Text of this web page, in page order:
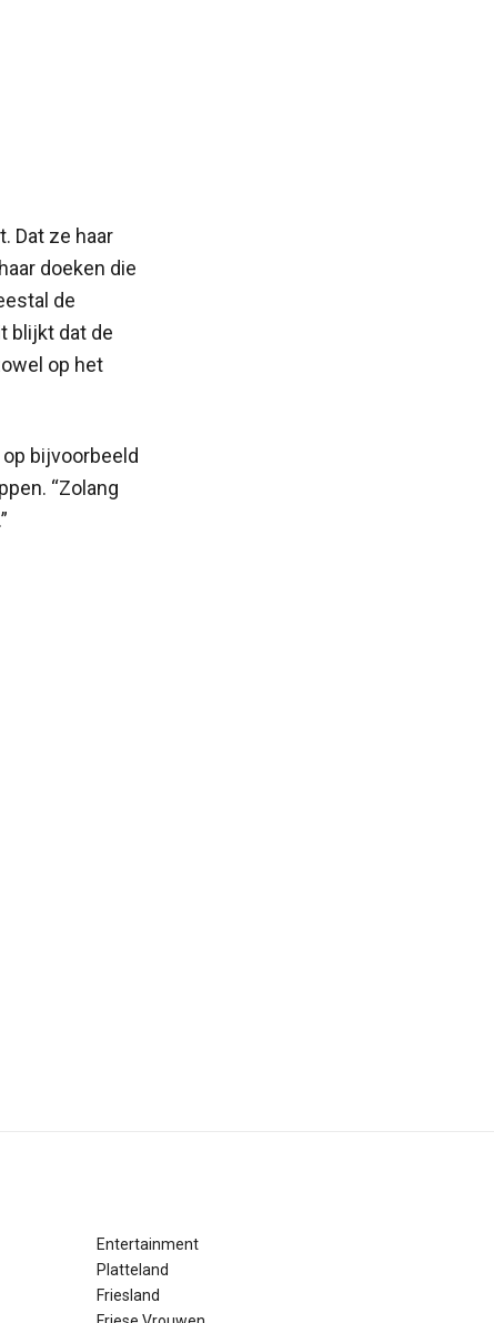
Dat ze haar
doeken die
de
blijkt dat de
op het
bijvoorbeeld
“Zolang
Entertainment
Platteland
Friesland